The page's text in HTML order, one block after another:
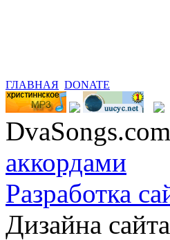
ГЛАВНАЯ DONATE
аккордами
Разработка
Дизайна